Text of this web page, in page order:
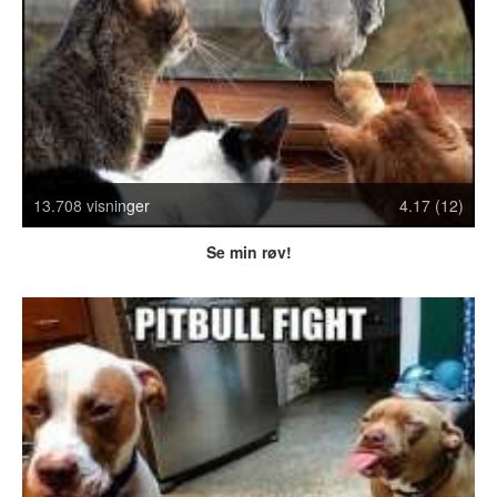
Crazy Stuff
Dyr
Facebook mm.
Illusioner
Kodak Moments
Memes
Mennesker
Nasty Shit!
SMS & Autocorrect
Tattoos
Tegninger
Bedst bedømte
Flest visninger
Mest delte
Mest omtalte
13.708 visninger 4.17 (12)
Se min røv!